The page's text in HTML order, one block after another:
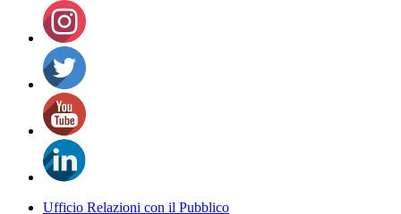
Ufficio Relazioni con il Pubblico